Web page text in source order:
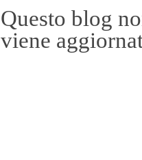
Questo blog
viene